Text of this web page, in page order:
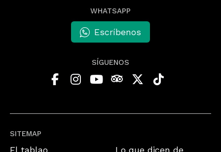
SITEMAP
El tablao
Lo que dicen de
WHATSAPP
Escríbenos
SÍGUENOS